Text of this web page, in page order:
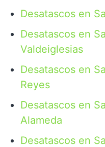
Desatascos en
Desatascos en
Valdeiglesias
Desatascos en
Reyes
Desatascos en
Alameda
Desatascos en